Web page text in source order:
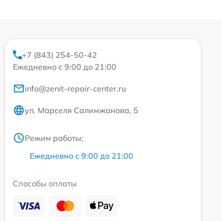
+7 (843) 254-50-42
Ежедневно с 9:00 до 21:00
info@zenit-repair-center.ru
ул. Марселя Салимжанова, 5
Режим работы:
Ежедневно с 9:00 до 21:00
Способы оплаты